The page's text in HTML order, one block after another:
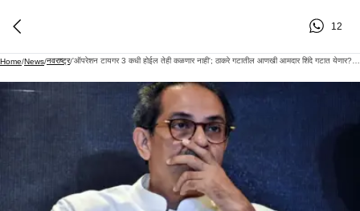
12
Home/News/नवराष्ट्र/